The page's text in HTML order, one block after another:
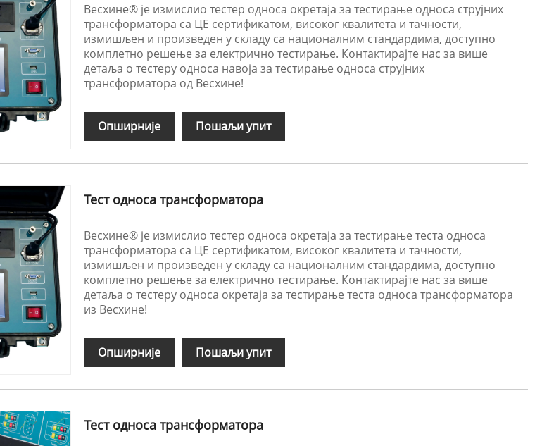
Весхине® је измислио тестер односа окретаја за тестирање односа струјних
трансформатора са ЦЕ сертификатом, високог квалитета и тачности,
измишљен и произведен у складу са националним стандардима, доступно
комплетно решење за електрично тестирање. Контактирајте нас за више
детаља о тестеру односа навоја за тестирање односа струјних
трансформатора од Весхине!
Опширније Пошаљи упит
Тест односа трансформатора
Весхине® је измислио тестер односа окретаја за тестирање теста односа
трансформатора са ЦЕ сертификатом, високог квалитета и тачности,
измишљен и произведен у складу са националним стандардима, доступно
комплетно решење за електрично тестирање. Контактирајте нас за више
детаља о тестеру односа окретаја за тестирање теста односа трансформатора
из Весхине!
Опширније Пошаљи упит
Тест односа трансформатора